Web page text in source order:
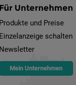
Für Unternehmen
Produkte und Preise
Einzelanzeige schalten
Newsletter
Mein Unternehmen